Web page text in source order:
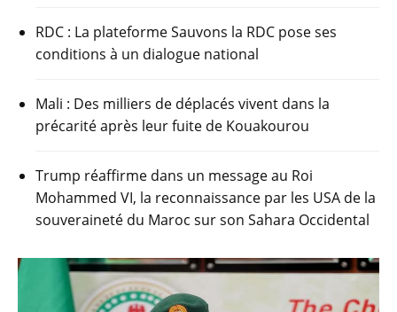
RDC : La plateforme Sauvons la RDC pose ses
conditions à un dialogue national
Mali : Des milliers de déplacés vivent dans la
précarité après leur fuite de Kouakourou
Trump réaffirme dans un message au Roi
Mohammed VI, la reconnaissance par les USA de la
souveraineté du Maroc sur son Sahara Occidental